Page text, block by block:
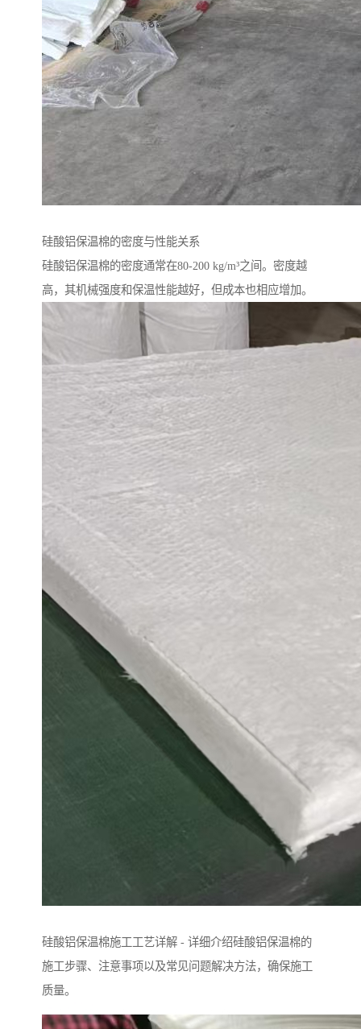
硅酸铝保温棉的密度与性能关系
硅酸铝保温棉的密度通常在80-200 kg/m³之间。密度越
高，其机械强度和保温性能越好，但成本也相应增加。
硅酸铝保温棉施工工艺详解 - 详细介绍硅酸铝保温棉的
施工步骤、注意事项以及常见问题解决方法，确保施工
质量。